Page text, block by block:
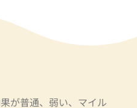
が普通、弱い、マイル